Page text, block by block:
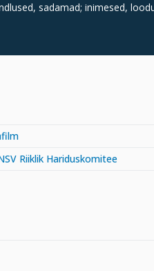
sadamad; inimesed,
Riiklik Hariduskomitee